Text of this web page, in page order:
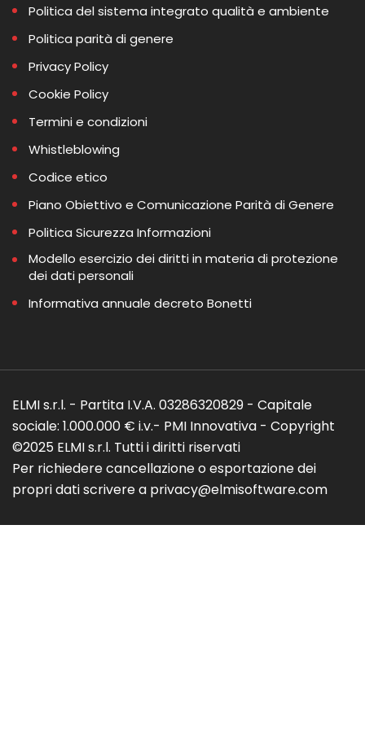
Politica del sistema integrato qualità e ambiente
Politica parità di genere
Privacy Policy
Cookie Policy
Termini e condizioni
Whistleblowing
Codice etico
Piano Obiettivo e Comunicazione Parità di Genere
Politica Sicurezza Informazioni
Modello esercizio dei diritti in materia di protezione
dei dati personali
Informativa annuale decreto Bonetti
ELMI s.r.l. - Partita I.V.A. 03286320829 - Capitale
sociale: 1.000.000 € i.v.- PMI Innovativa - Copyright
©2025 ELMI s.r.l. Tutti i diritti riservati
Per richiedere cancellazione o esportazione dei
propri dati scrivere a privacy@elmisoftware.com